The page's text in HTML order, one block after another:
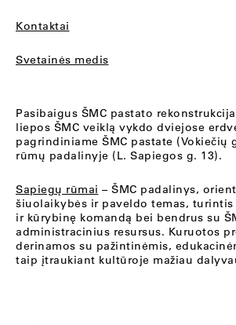
Kontaktai
Svetainės medis
Pasibaigus ŠMC pastato
liepos ŠMC veiklą vykdo dviejose
pagrindiniame ŠMC pastate (Vokiečių
rūmų padalinyje (L. Sapiegos g. 13).
Sapiegų rūmai – ŠMC padalinys,
šiuolaikybės ir paveldo temas, turintis
ir kūrybinę komandą bei bendrus su
administracinius resursus. Kuruotos
derinamos su pažintinėmis,
taip įtraukiant kultūroje mažiau